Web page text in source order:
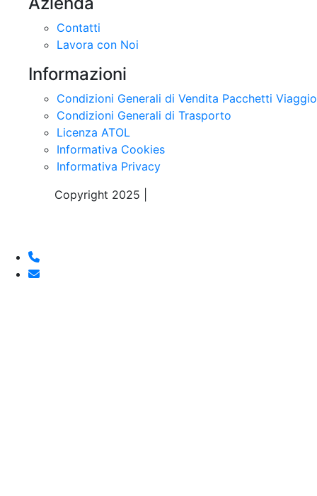
Contatti
Lavora con Noi
Informazioni
Condizioni Generali di Vendita Pacchetti Viaggio
Condizioni Generali di Trasporto
Licenza ATOL
Informativa Cookies
Informativa Privacy
Copyright 2025 |